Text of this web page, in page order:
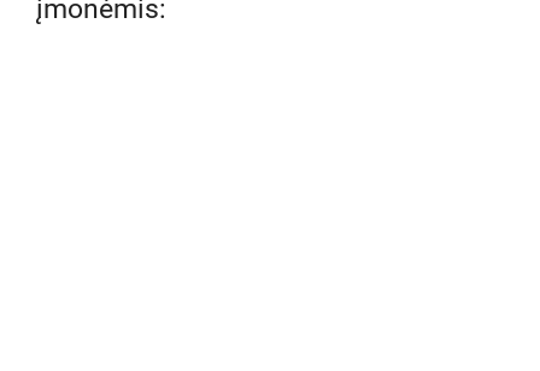
įmonėmis: